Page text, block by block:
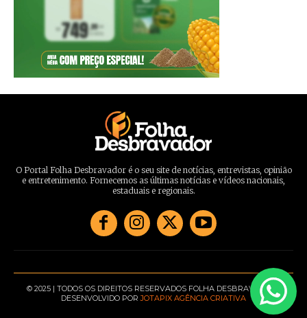
O Portal Folha Desbravador é o seu site de notícias, entrevistas, opinião
e entretenimento. Fornecemos as últimas notícias e vídeos nacionais,
estaduais e regionais.
© 2025 | TODOS OS DIREITOS RESERVADOS FOLHA DESBRAVADOR |
DESENVOLVIDO PORJOTAPIX AGÊNCIA CRIATIVA